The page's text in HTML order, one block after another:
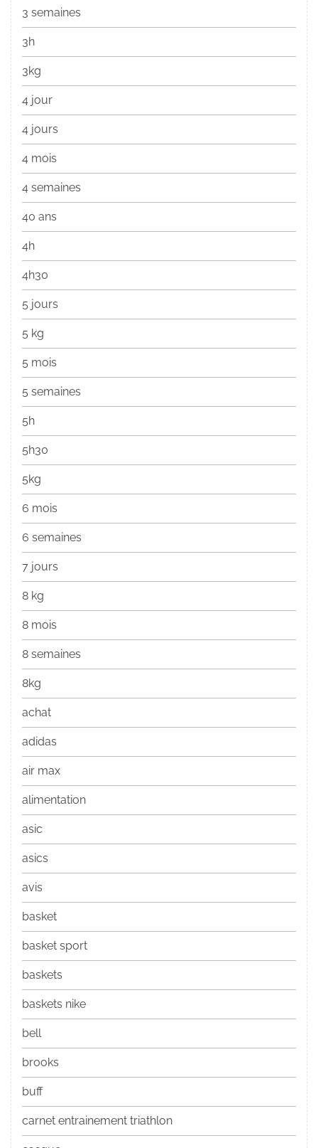
3 semaines
3h
3kg
4 jour
4 jours
4 mois
4 semaines
40 ans
4h
4h30
5 jours
5 kg
5 mois
5 semaines
5h
5h30
5kg
6 mois
6 semaines
7 jours
8 kg
8 mois
8 semaines
8kg
achat
adidas
air max
alimentation
asic
asics
avis
basket
basket sport
baskets
baskets nike
bell
brooks
buff
carnet entrainement triathlon